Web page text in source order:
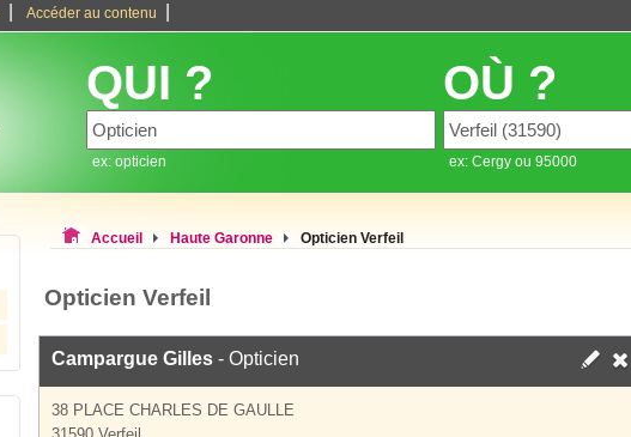
Accéder au contenu
QUI ?
ex: opticien
OÙ ?
ex: Cergy ou 95000
Accueil Haute Garonne Opticien Verfeil
Opticien Verfeil
Campargue Gilles - Opticien
38 PLACE CHARLES DE GAULLE